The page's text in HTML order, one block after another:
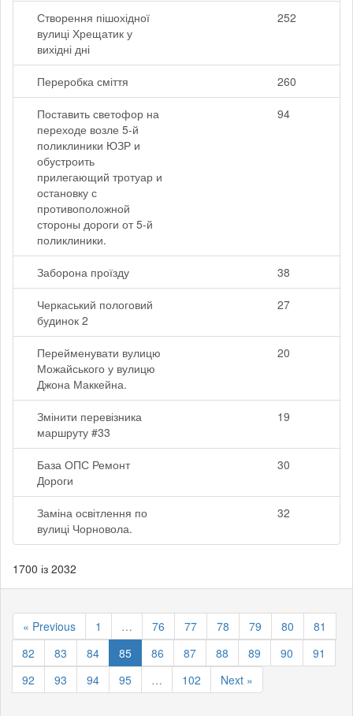
Створення пішохідної
вулиці Хрещатик у
вихідні дні
252
Переробка сміття 260
Поставить светофор на
переходе возле 5-й
поликлиники ЮЗР и
обустроить
прилегающий тротуар и
остановку с
противоположной
стороны дороги от 5-й
поликлиники.
94
Заборона проїзду 38
Черкаський пологовий
будинок 2
27
Перейменувати вулицю
Можайського у вулицю
Джона Маккейна.
20
Змінити перевізника
маршруту #33
19
База ОПС Ремонт
Дороги
30
Заміна освітлення по
вулиці Чорновола.
32
1700 із 2032
« Previous 1 … 76 77 78 79 80
81
82
83 84 85 86 87 88 89 90
91
92
93 94 95 … 102 Next »